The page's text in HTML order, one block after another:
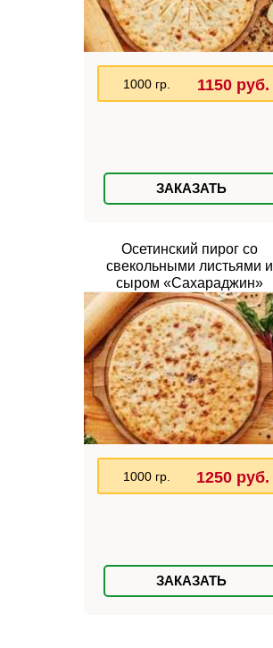
1000 гр. 1150 руб.
ЗАКАЗАТЬ
Осетинский пирог со
свекольными листьями и
сыром «Сахараджин»
1000 гр. 1250 руб.
ЗАКАЗАТЬ